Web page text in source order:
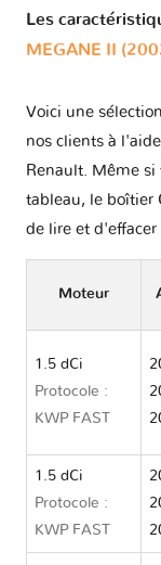
Les
MEGANE II
Voici une
nos clients à
Renault. Même si
tableau, le boîtier
de lire et
Moteur
1.5 dCi
Protocole :
KWP FAST
1.5 dCi
Protocole :
KWP FAST